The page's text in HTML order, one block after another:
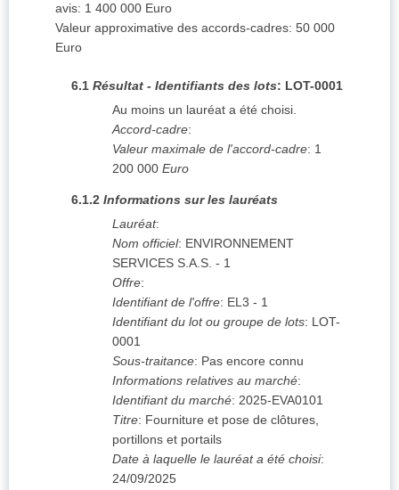
avis: 1 400 000 Euro
Valeur approximative des accords-cadres: 50 000
Euro
6.1 Résultat - Identifiants des lots: LOT-0001
Au moins un lauréat a été choisi.
Accord-cadre:
Valeur maximale de l'accord-cadre: 1
200 000 Euro
6.1.2 Informations sur les lauréats
Lauréat:
Nom officiel: ENVIRONNEMENT
SERVICES S.A.S. - 1
Offre:
Identifiant de l'offre: EL3 - 1
Identifiant du lot ou groupe de lots: LOT-
0001
Sous-traitance: Pas encore connu
Informations relatives au marché:
Identifiant du marché: 2025-EVA0101
Titre: Fourniture et pose de clôtures,
portillons et portails
Date à laquelle le lauréat a été choisi:
24/09/2025